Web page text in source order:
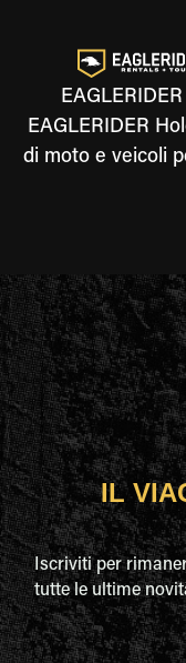
EAGLERIDER
di moto e veicoli
IL
Iscriviti per
tutte le ultime